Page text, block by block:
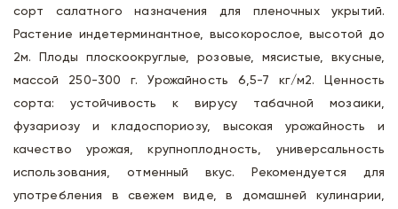
сорт салатного назначения для пленочных укрытий.
Растение индетерминантное, высокорослое, высотой до
2м. Плоды плоскоокруглые, розовые, мясистые, вкусные,
массой 250-300 г. Урожайность 6,5-7 кг/м2. Ценность
сорта: устойчивость к вирусу табачной мозаики,
фузариозу и кладоспориозу, высокая урожайность и
качество урожая, крупноплодность, универсальность
использования, отменный вкус. Рекомендуется для
употребления в свежем виде, в домашней кулинарии,